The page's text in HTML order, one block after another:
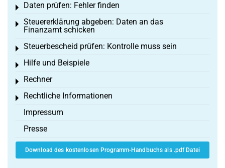
Daten prüfen: Fehler finden
Toggle menu
Steuererklärung abgeben: Daten an das
Finanzamt schicken
Toggle menu
Steuerbescheid prüfen: Kontrolle muss sein
Toggle menu
Hilfe und Beispiele
Toggle menu
Rechner
Toggle menu
Rechtliche Informationen
Toggle menu
Impressum
Presse
Download des kostenlosen Programm-Handbuchs als .pdf Datei